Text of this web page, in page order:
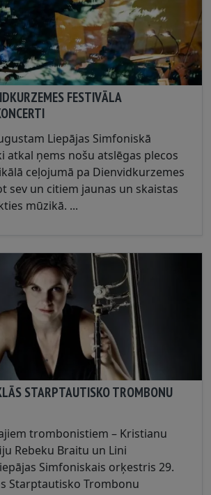
FESTIVĀLA
Liepājas Simfoniskā
atkal ņems nošu atslēgas plecos
ceļojumā pa Dienvidkurzemes
sev un citiem jaunas un skaistas
mūzikā. ...
STARPTAUTISKO TROMBONU
trombonistiem – Kristianu
Rebeku Braitu un Lini
Simfoniskais orķestris 29.
Starptautisko Trombonu